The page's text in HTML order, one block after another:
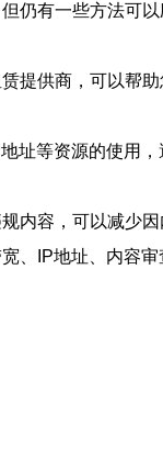
仍有一些方法可以
提供商，可以帮助
址等资源的使用，
内容，可以减少因
、IP地址、内容